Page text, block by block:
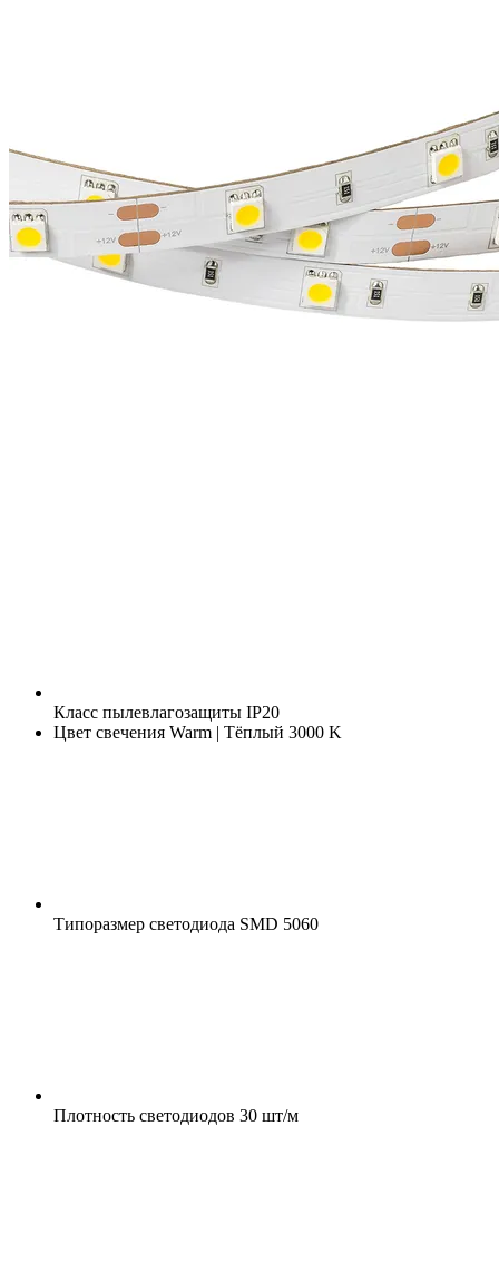
Класс пылевлагозащиты IP20
Цвет свечения Warm | Тёплый 3000 K
Типоразмер светодиода SMD 5060
Плотность светодиодов 30 шт/м